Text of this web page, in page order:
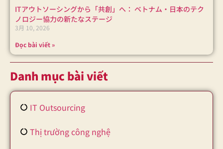
ITアウトソーシングから「共創」へ： ベトナム・日本のテク
ノロジー協力の新たなステージ
3月 10, 2026
Đọc bài viết »
Danh mục bài viết
IT Outsourcing
Thị trường công nghệ